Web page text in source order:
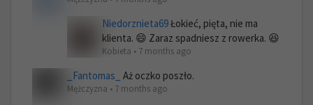
Niedorznieta69Łokieć, pięta, nie ma
klienta. 😄 Zaraz spadniesz z rowerka. 😆
Kobieta • 7 months ago
_Fantomas_ Aż oczko poszło.
Mężczyzna • 7 months ago